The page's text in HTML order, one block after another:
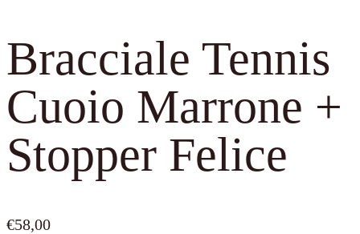
Bracciale Tennis
Cuoio Marrone +
Stopper Felice
€58,00